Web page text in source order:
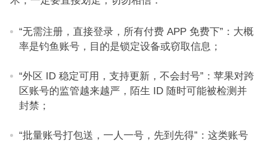
“无需注册，直接登录，所有付费 APP 免费下”：大概
率是钓鱼账号，目的是锁定设备或窃取信息；​
“外区 ID 稳定可用，支持更新，不会封号”：苹果对跨
区账号的监管越来越严，陌生 ID 随时可能被检测并
封禁；​
“批量账号打包送，一人一号，先到先得”：这类账号